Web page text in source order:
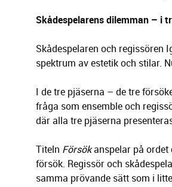
Skådespelarens dilemman – i
Skådespelaren och regissören
spektrum av estetik och stilar.
I de tre pjäserna – de tre
fråga som ensemble och
där alla tre pjäserna
Titeln Försökanspelar på ordet
försök. Regissör och
samma prövande sätt som i